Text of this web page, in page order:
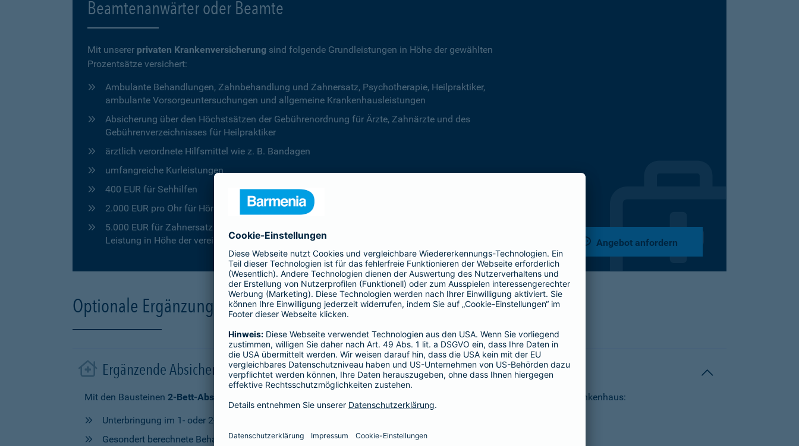
Beamtenanwärter oder Beamte
Mit unserer privaten Krankenversicherung sind folgende Grundleistungen in Höhe der gewählten
Prozentsätze versichert:
Ambulante Behandlungen, Zahnbehandlung und Zahnersatz, Psychotherapie, Heilpraktiker,
ambulante Vorsorgeuntersuchungen und allgemeine Krankenhausleistungen
Absicherung über den Höchstsätzen der Gebührenordnung für Ärzte, Zahnärzte und des
Gebührenverzeichnisses für Heilpraktiker
ärztlich verordnete Hilfsmittel wie z. B. Bandagen
umfangreiche Kurleistungen
400 EUR für Sehhilfen
2.000 EUR pro Ohr für Hörgeräte
5.000 EUR für Zahnersatz in den ersten beiden Kalenderjahren, ab dem dritten Jahr ist die
Leistung in Höhe der vereinbarten Prozentstufe unbegrenzt
Angebot anfordern
Optionale Ergänzungen für deine Krankenversicherung
Ergänzende Absicherung im Krankenhaus
Mit den Bausteinen 2-Bett-Absicherung sicherst du dir zusätzlich folgende Leistungen im Krankenhaus:
Unterbringung im 1- oder 2-Bettzimmer (je nach gewähltem Baustein)
Gesondert berechnete Behandlung durch einen Arzt oder eine Ärztin der Wahl ("Chefarztbehandlung")